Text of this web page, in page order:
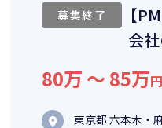
募集終了
【
会
80万 〜 85万
東京都 六本木・